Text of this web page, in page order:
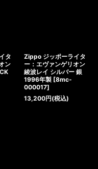
タ
ン
Zippo ジッポーライタ
ー：エヴァンゲリオン
綾波レイ シルバー 銀
1996年製 [8mc-
000017]
13,200円(税込)